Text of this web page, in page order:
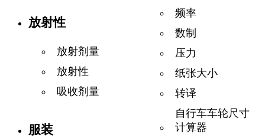
放射性
放射剂量
放射性
吸收剂量
服装
频率
数制
压力
纸张大小
转译
自行车车轮尺寸
计算器